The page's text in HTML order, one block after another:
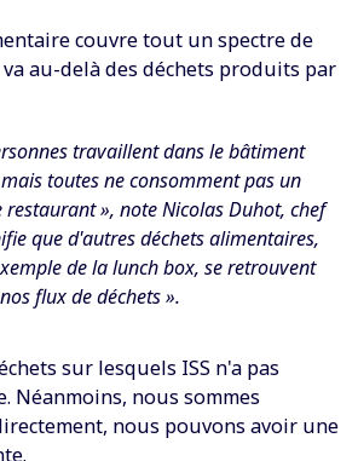
couvre tout un spectre de
au-delà des déchets produits par
travaillent dans le bâtiment
toutes ne consomment pas un
», note Nicolas Duhot, chef
que d'autres déchets alimentaires,
de la lunch box, se retrouvent
flux de déchets ».
sur lesquels ISS n'a pas
Néanmoins, nous sommes
nous pouvons avoir une